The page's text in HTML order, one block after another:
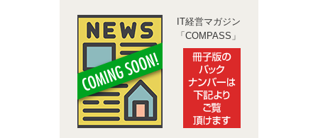
IT経営マガジン
「COMPASS」